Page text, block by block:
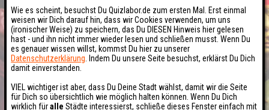
Wie es scheint, besuchst Du Quizlabor.de zum ersten Mal. Erst einmal
weisen wir Dich darauf hin, dass wir Cookies verwenden, um uns
(ironischer Weise) zu speichern, das Du DIESEN Hinweis hier gelesen
hast - und ihn nicht immer wieder lesen und schließen musst. Wenn Du
es genauer wissen willst, kommst Du hier zu unserer
Datenschutzerklärung . Indem Du unsere Seite besuchst, erklärst Du Dich
damit einverstanden.
VIEL wichtiger ist aber, dass Du Deine Stadt wählst, damit wir die Seite
für Dich so übersichtlich wie möglich halten können. Wenn Du Dich
wirklich füralle Städte interessierst, schließe dieses Fenster einfach mit